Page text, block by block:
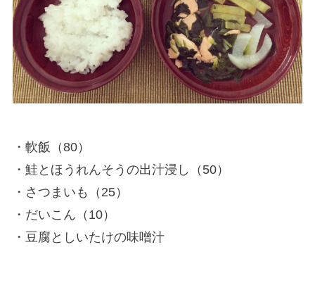
・軟飯（80）
・鮭とほうれんそうの出汁浸し（50）
・さつまいも（25）
・だいこん（10）
・豆腐としいたけの味噌汁